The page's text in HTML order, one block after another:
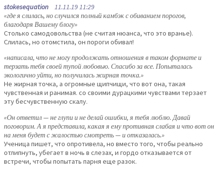
stokesequation 11.11.19 11:29
«где я слилась, но случился полный камбэк с обиванием порогов,
благодаря Вашему блогу»
Столько самодовольства (не считая нюанса, что это вранье).
Слилась, но отомстила, он пороги обивал!
«написала, что не могу продолжать отношения в таком формате и
терзать тебя своей тупой любовью. Спасибо за все. Попыталась
экологично уйти, но получилась жирная точка.»
Не жирная точка, а огромные щипчищи, что вот она, такая
чувственная и ранимая. со своими дурацкими чувствами терзает
эту бесчувственную скалу.
«Он ответил — не глупи и не делай ошибки, я тебя люблю. Давай
поговорим. А я представила, какая я ему противная слабая и что вот он
на меня будет с жалостью смотреть — и отказалась.»
Ученица пишет, что опротивела, но вместо того, чтобы реально
отлипнуть, убегает в ночь в слезах, и гордо отказывается от
встречи, чтобы попытать парня еще разок.